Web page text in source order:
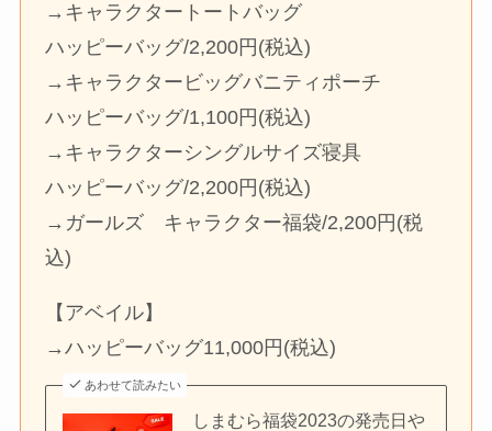
→キャラクタートートバッグ
ハッピーバッグ/2,200円(税込)
→キャラクタービッグバニティポーチ
ハッピーバッグ/1,100円(税込)
→キャラクターシングルサイズ寝具
ハッピーバッグ/2,200円(税込)
→ガールズ キャラクター福袋/2,200円(税
込)
【アベイル】
→ハッピーバッグ11,000円(税込)
あわせて読みたい
しまむら福袋2023の発売日や